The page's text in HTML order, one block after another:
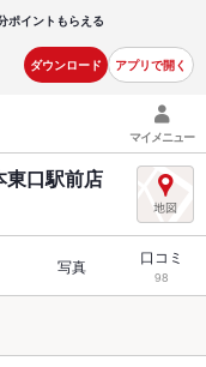
ポイントもらえる
ダウンロード アプリで開く
マイメニュー
口駅前店
写真 口コミ
98